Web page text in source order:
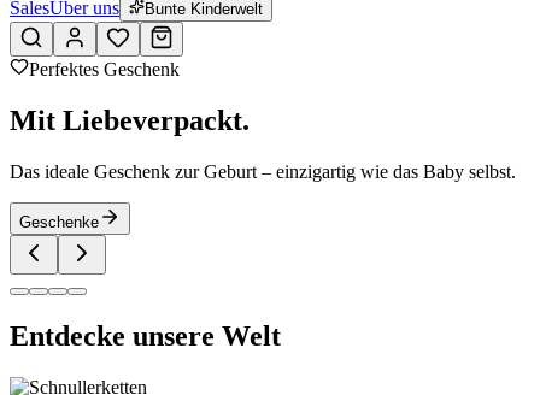
SalesÜber uns Bunte Kinderwelt
Perfektes Geschenk
Mit Liebeverpackt.
Das ideale Geschenk zur Geburt – einzigartig wie das Baby selbst.
Geschenke
Entdecke unsere Welt